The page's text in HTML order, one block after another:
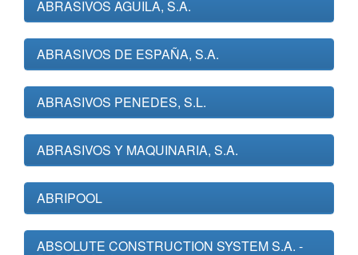
ABRASIVOS AGUILA, S.A.
ABRASIVOS DE ESPAÑA, S.A.
ABRASIVOS PENEDES, S.L.
ABRASIVOS Y MAQUINARIA, S.A.
ABRIPOOL
ABSOLUTE CONSTRUCTION SYSTEM S.A. -